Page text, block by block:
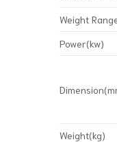
Weight
Power(kw)
Weight(kg)